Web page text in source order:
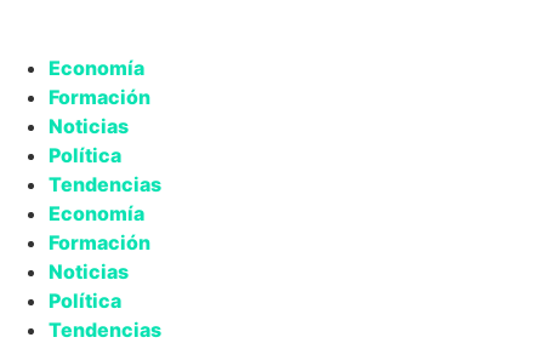
Economía
Formación
Noticias
Política
Tendencias
Economía
Formación
Noticias
Política
Tendencias